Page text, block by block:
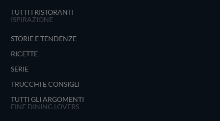
TUTTI I RISTORANTI
ISPIRAZIONE
STORIE E TENDENZE
RICETTE
SERIE
TRUCCHI E CONSIGLI
TUTTI GLI ARGOMENTI
FINE DINING LOVERS